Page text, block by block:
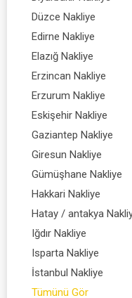
Düzce Nakliye
Edirne Nakliye
Elazığ Nakliye
Erzincan Nakliye
Erzurum Nakliye
Eskişehir Nakliye
Gaziantep Nakliye
Giresun Nakliye
Gümüşhane Nakliye
Hakkari Nakliye
Hatay / antakya
Iğdır Nakliye
Isparta Nakliye
İstanbul Nakliye
Tümünü Gör